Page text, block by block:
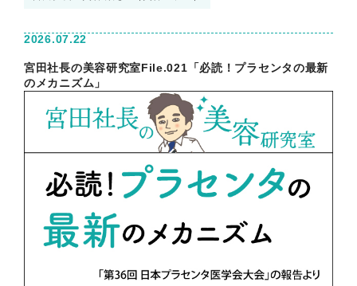
2026.07.22
宮田社長の美容研究室File.021「必読！プラセンタの最新
のメカニズム」